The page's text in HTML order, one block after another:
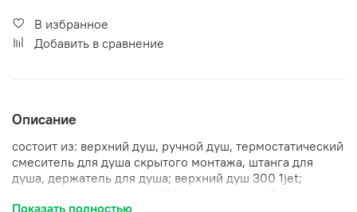
В избранное
Добавить в сравнение
Описание
состоит из: верхний душ, ручной душ, термостатический
смеситель для душа скрытого монтажа, штанга для
душа, держатель для душа; верхний душ 300 1jet;
Показать полностью